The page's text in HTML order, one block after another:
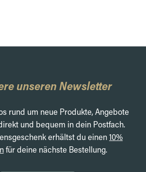
unseren Newsletter
rund um neue Produkte, Angebote
und bequem in dein Postfach.
erhältst du einen10%
für deine nächste Bestellung.